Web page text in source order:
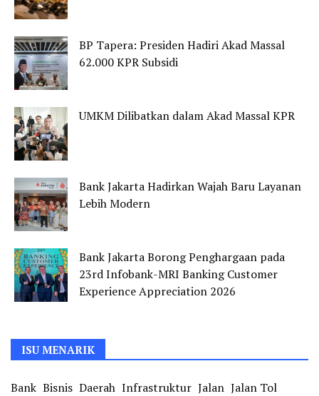
BP Tapera: Presiden Hadiri Akad Massal
62.000 KPR Subsidi
UMKM Dilibatkan dalam Akad Massal KPR
Bank Jakarta Hadirkan Wajah Baru Layanan
Lebih Modern
Bank Jakarta Borong Penghargaan pada
23rd Infobank-MRI Banking Customer
Experience Appreciation 2026
ISU MENARIK
Bank Bisnis Daerah Infrastruktur Jalan Jalan Tol